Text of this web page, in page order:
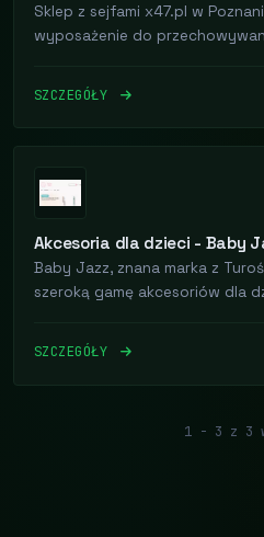
Sklep z sejfami x47.pl w
wyposażenie do
SZCZEGÓŁY
Akcesoria dla dzieci - Baby
Baby Jazz, znana marka z
szeroką gamę akcesoriów dla
SZCZEGÓŁY
1 - 3 z 3